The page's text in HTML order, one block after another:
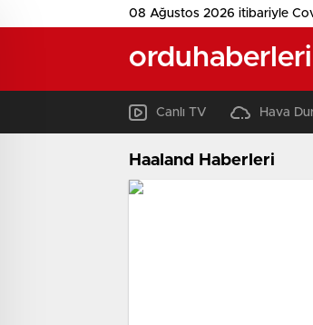
08 Ağustos 2026 itibariyle
Canlı TV Hava
Haaland Haberleri